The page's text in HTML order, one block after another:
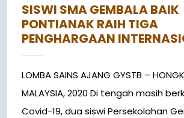
SISWI SMA GEMBALA BAIK
PONTIANAK RAIH TIGA
PENGHARGAAN
LOMBA SAINS AJANG GYSTB –
MALAYSIA, 2020 Di tengah masih
Covid-19, dua siswi Persekolahan